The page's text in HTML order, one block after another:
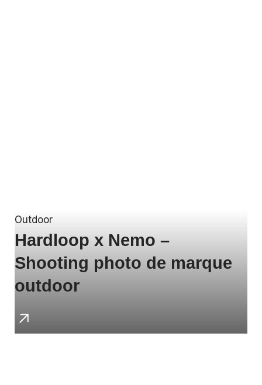
Outdoor
Hardloop x Nemo –
Shooting photo de marque
outdoor